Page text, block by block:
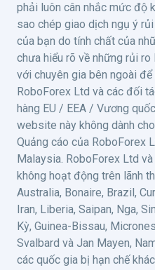
phải luôn cân nhắc mức độ
sao chép giao dịch ngụ ý
của bạn do tính chất của
chưa hiểu rõ về những rủi
với chuyên gia bên ngoài
RoboForex Ltd và các đối
hàng EU / EEA / Vương
website này không dành
Quảng cáo của RoboForex
Malaysia. RoboForex Ltd
không hoạt động trên lãnh
Australia, Bonaire, Brazil,
Iran, Liberia, Saipan, Nga,
Kỳ, Guinea-Bissau,
Svalbard và Jan Mayen,
các quốc gia bị hạn chế khác.